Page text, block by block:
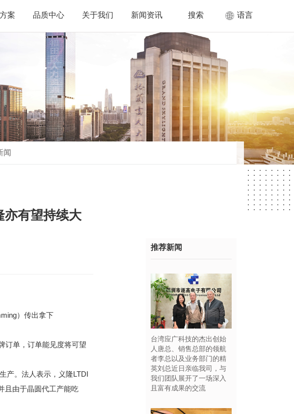
案 品质中心 关于我们 新闻资讯 搜索 语言
闻
有望持续大
）传出拿下
订单，订单能见度将可望
产。法人表示，义隆LTDI
且由于晶圆代工产能吃
推荐新闻
台湾应广科技的杰出创始
人唐总、销售总部的领航
者李总以及业务部门的精
英刘总近日亲临我司，与
我们团队展开了一场深入
且富有成果的交流